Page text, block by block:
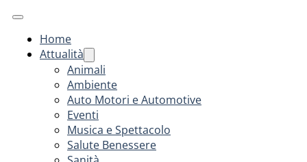
Home
Attualità
Animali
Ambiente
Auto Motori e Automotive
Eventi
Musica e Spettacolo
Salute Benessere